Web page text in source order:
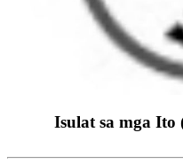
Isulat sa mga Ito